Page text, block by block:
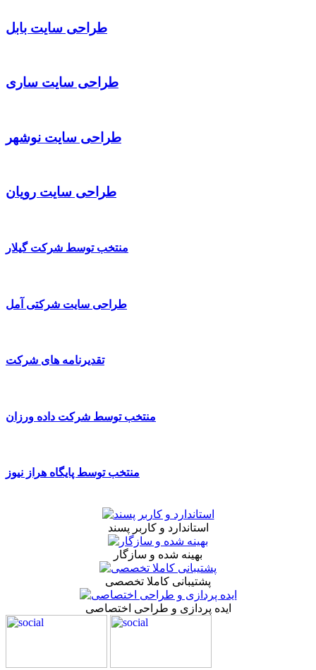
طراحی سایت بابل
طراحی سایت ساری
طراحی سایت نوشهر
طراحی سایت رویان
منتخب توسط شرکت گیلار
طراحی سایت شرکتی آمل
تقدیرنامه های شرکت
منتخب توسط شرکت داده ورزان
منتخب توسط پایگاه هراز نیوز
استاندارد و کاربر پسند
بهینه شده و سازگار
پشتیبانی کاملا تخصصی
ایده پردازی و طراحی اختصاصی